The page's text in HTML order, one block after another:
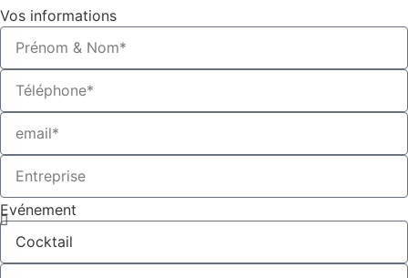
Vos informations
Evénement